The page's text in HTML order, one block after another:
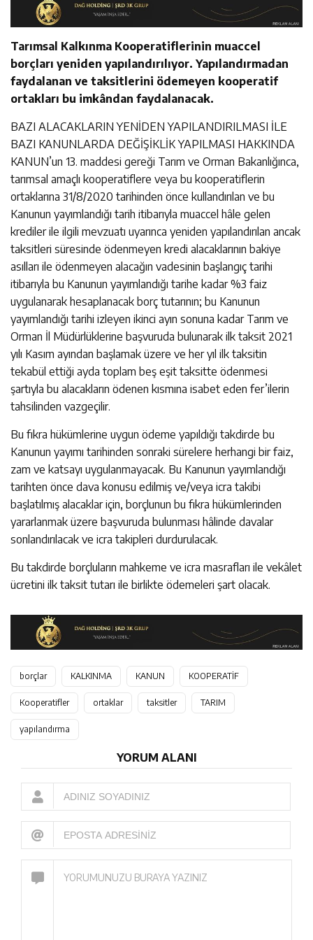
Tarımsal Kalkınma Kooperatiflerinin muaccel
borçları yeniden yapılandırılıyor. Yapılandırmadan
faydalanan ve taksitlerini ödemeyen kooperatif
ortakları bu imkândan faydalanacak.
BAZI ALACAKLARIN YENİDEN YAPILANDIRILMASI İLE
BAZI KANUNLARDA DEĞİŞİKLİK YAPILMASI HAKKINDA
KANUN’un 13. maddesi gereği Tarım ve Orman Bakanlığınca,
tarımsal amaçlı kooperatiflere veya bu kooperatiflerin
ortaklarına 31/8/2020 tarihinden önce kullandırılan ve bu
Kanunun yayımlandığı tarih itibarıyla muaccel hâle gelen
krediler ile ilgili mevzuatı uyarınca yeniden yapılandırılan ancak
taksitleri süresinde ödenmeyen kredi alacaklarının bakiye
asılları ile ödenmeyen alacağın vadesinin başlangıç tarihi
itibarıyla bu Kanunun yayımlandığı tarihe kadar %3 faiz
uygulanarak hesaplanacak borç tutarının; bu Kanunun
yayımlandığı tarihi izleyen ikinci ayın sonuna kadar Tarım ve
Orman İl Müdürlüklerine başvuruda bulunarak ilk taksit 2021
yılı Kasım ayından başlamak üzere ve her yıl ilk taksitin
tekabül ettiği ayda toplam beş eşit taksitte ödenmesi
şartıyla bu alacakların ödenen kısmına isabet eden fer’ilerin
tahsilinden vazgeçilir.
Bu fıkra hükümlerine uygun ödeme yapıldığı takdirde bu
Kanunun yayımı tarihinden sonraki sürelere herhangi bir faiz,
zam ve katsayı uygulanmayacak. Bu Kanunun yayımlandığı
tarihten önce dava konusu edilmiş ve/veya icra takibi
başlatılmış alacaklar için, borçlunun bu fıkra hükümlerinden
yararlanmak üzere başvuruda bulunması hâlinde davalar
sonlandırılacak ve icra takipleri durdurulacak.
Bu takdirde borçluların mahkeme ve icra masrafları ile vekâlet
ücretini ilk taksit tutarı ile birlikte ödemeleri şart olacak.
borçlar KALKINMA KANUN KOOPERATİF
Kooperatifler ortaklar taksitler TARIM
yapılandırma
YORUM ALANI